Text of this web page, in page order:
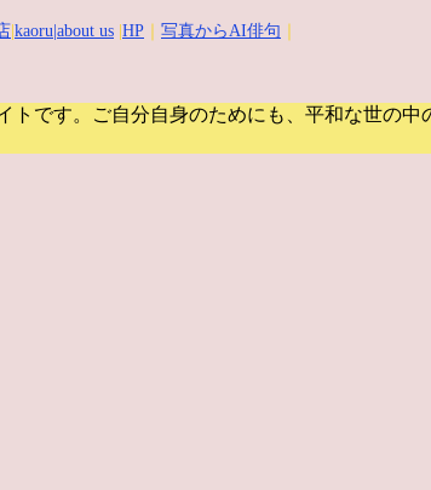
kaoru |about us HP 写真からAI俳句
トです。
ご自分自身のためにも、平和な世の